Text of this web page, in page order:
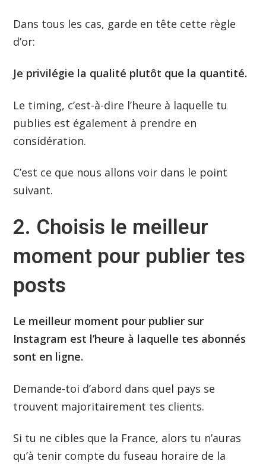
Dans tous les cas, garde en tête cette règle
d’or:
Je privilégie la qualité plutôt que la quantité.
Le timing, c’est-à-dire l’heure à laquelle tu
publies est également à prendre en
considération.
C’est ce que nous allons voir dans le point
suivant.
2. Choisis le meilleur
moment pour publier tes
posts
Le meilleur moment pour publier sur
Instagram est l’heure à laquelle tes abonnés
sont en ligne.
Demande-toi d’abord dans quel pays se
trouvent majoritairement tes clients.
Si tu ne cibles que la France, alors tu n’auras
qu’à tenir compte du fuseau horaire de la